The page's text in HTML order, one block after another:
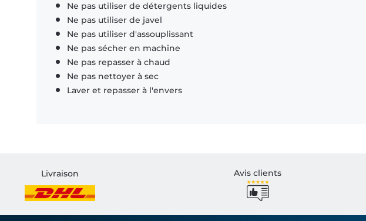
Ne pas utiliser de détergents liquides
Ne pas utiliser de javel
Ne pas utiliser d'assouplissant
Ne pas sécher en machine
Ne pas repasser à chaud
Ne pas nettoyer à sec
Laver et repasser à l'envers
Livraison Avis clients